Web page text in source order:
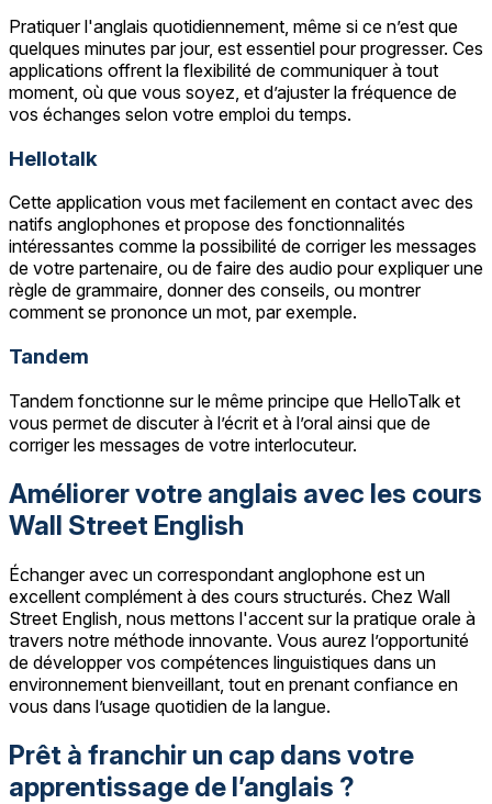
Pratiquer l'anglais quotidiennement, même si ce n’est que
quelques minutes par jour, est essentiel pour progresser. Ces
applications offrent la flexibilité de communiquer à tout
moment, où que vous soyez, et d’ajuster la fréquence de
vos échanges selon votre emploi du temps.
Hellotalk
Cette application vous met facilement en contact avec des
natifs anglophones et propose des fonctionnalités
intéressantes comme la possibilité de corriger les messages
de votre partenaire, ou de faire des audio pour expliquer une
règle de grammaire, donner des conseils, ou montrer
comment se prononce un mot, par exemple.
Tandem
Tandem fonctionne sur le même principe que HelloTalk et
vous permet de discuter à l’écrit et à l’oral ainsi que de
corriger les messages de votre interlocuteur.
Améliorer votre anglais avec les cours
Wall Street English
Échanger avec un correspondant anglophone est un
excellent complément à des cours structurés. Chez Wall
Street English, nous mettons l'accent sur la pratique orale à
travers notre méthode innovante. Vous aurez l’opportunité
de développer vos compétences linguistiques dans un
environnement bienveillant, tout en prenant confiance en
vous dans l’usage quotidien de la langue.
Prêt à franchir un cap dans votre
apprentissage de l’anglais ?